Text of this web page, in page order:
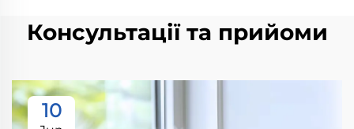
Консультації та прийоми
10